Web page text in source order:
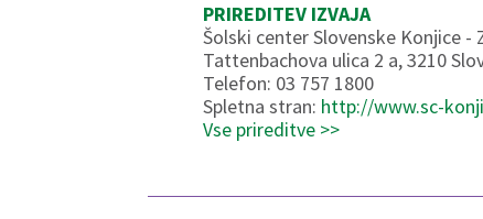
PRIREDITEV IZVAJA
Šolski center Slovenske Konjice -
Tattenbachova ulica 2 a, 3210
Telefon: 03 757 1800
Spletna stran: http://www.sc-
Vse prireditve >>